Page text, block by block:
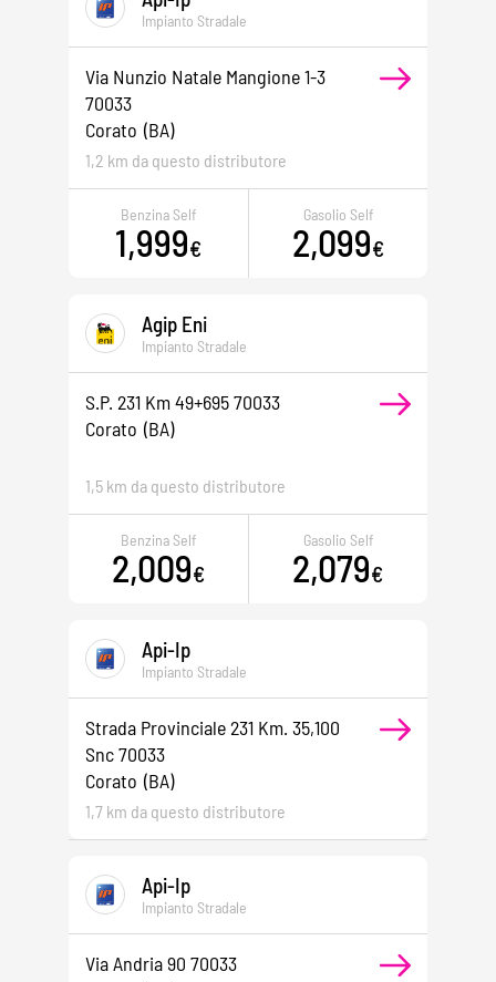
Impianto Stradale
Via Nunzio Natale Mangione 1-3
70033
Corato (BA)
1,2 km da questo distributore
Benzina Self
1,999€
Gasolio Self
2,099€
Agip Eni
Impianto Stradale
S.p. 231 Km 49+695 70033
Corato (BA)
1,5 km da questo distributore
Benzina Self
2,009€
Gasolio Self
2,079€
Api-Ip
Impianto Stradale
Strada Provinciale 231 Km. 35,100
Snc 70033
Corato (BA)
1,7 km da questo distributore
Api-Ip
Impianto Stradale
Via Andria 90 70033